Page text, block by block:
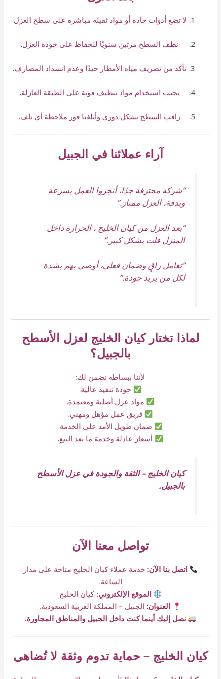
لا تضع أدوات حادة أو مواد ثقيلة مباشرة على سطح العزل.
نظف السطح مرتين سنويًا للحفاظ على جودة العزل.
تأكد من تصريف مياه الأمطار جيدًا وعدم انسداد المصارف.
تجنب استخدام مواد تنظيف قوية على الطبقة العازلة.
راقب السطح بشكل دوري وأبلغنا فور ملاحظة أي تلف.
آراء عملائنا في الجبيل
“شركة محترفة جدًا، أنجزوا العمل بسرعة
وبدقة، العزل ممتاز.”
“بعد العزل من كيان الخليج ، الحرارة داخل
المنزل قلت بشكل كبير.”
“تعامل راقٍ وضمان فعلي، أوصي بهم بشدة
لكل من يريد جودة.”
لماذا تختار كيان الخليج لعزل الأسطح
بالجبيل؟
لأننا ببساطة نضمن لك:
جودة تنفيذ عالية.
مواد عزل أصلية ومعتمدة.
فريق عمل مؤهل ومهني.
ضمان طويل الأمد على الخدمة.
أسعار عادلة وخدمة ما بعد البيع.
كيان الخليج – الثقة والجودة في عزل الأسطح
بالجبيل.
تواصل معنا الآن
اتصل بنا الآن: خدمة عملاء كيان الخليج متاحة على مدار
الساعة.
الموقع الإلكتروني: كيان الخليج
العنوان: الجبيل – المملكة العربية السعودية.
نصل إليك أينما كنت داخل الجبيل والمناطق المجاورة.
كيان الخليج – حماية تدوم وثقة لا تُضاهى